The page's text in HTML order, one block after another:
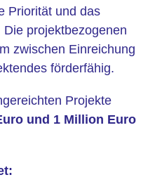
Priorität und das
projektbezogenen
zwischen Einreichung
förderfähig.
Projekte
und 1 Million Euro